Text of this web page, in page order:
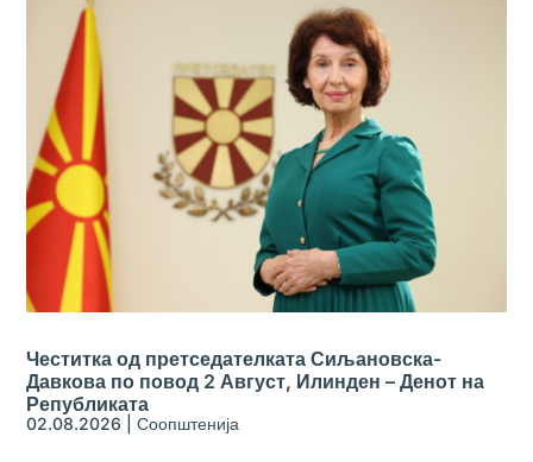
Честитка од претседателката Сиљановска-
Давкова по повод 2 Август, Илинден – Денот на
Републиката
02.08.2026 |Соопштенија